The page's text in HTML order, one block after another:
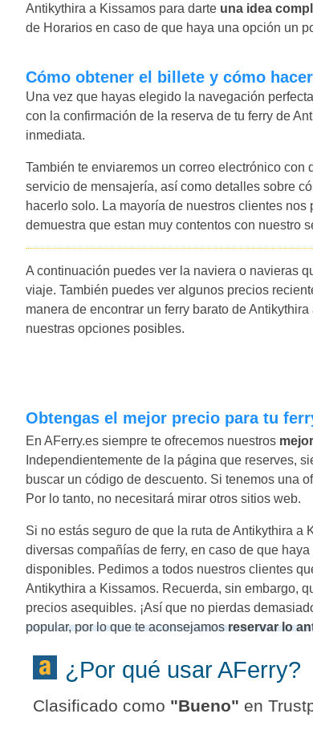
Antikythira a Kissamos para darte una idea
de Horarios en caso de que haya una opción un
Cómo obtener el billete y cómo
Una vez que hayas elegido la navegación
con la confirmación de la reserva de tu ferry de
inmediata.
También te enviaremos un correo electrónico
servicio de mensajería, así como detalles sobre
hacerlo solo. La mayoría de nuestros clientes
demuestra que estan muy contentos con nuestro
A continuación puedes ver la naviera o navieras
viaje. También puedes ver algunos precios
manera de encontrar un ferry barato de
nuestras opciones posibles.
Obtengas el mejor precio para tu
En AFerry.es siempre te ofrecemos nuestros
Independientemente de la página que reserves,
buscar un código de descuento. Si tenemos una
Por lo tanto, no necesitará mirar otros sitios web.
Si no estás seguro de que la ruta de Antikythira
diversas compañías de ferry, en caso de que
disponibles. Pedimos a todos nuestros clientes
Antikythira a Kissamos. Recuerda, sin embargo,
precios asequibles. ¡Así que no pierdas
popular, por lo que te aconsejamosreservar lo
¿Por qué usar AFerry?
Clasificado como "Bueno" en